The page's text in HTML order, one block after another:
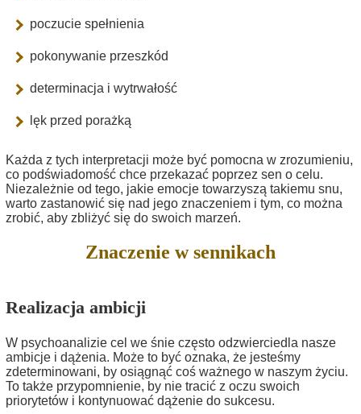
poczucie spełnienia
pokonywanie przeszkód
determinacja i wytrwałość
lęk przed porażką
Każda z tych interpretacji może być pomocna w zrozumieniu,
co podświadomość chce przekazać poprzez sen o celu.
Niezależnie od tego, jakie emocje towarzyszą takiemu snu,
warto zastanowić się nad jego znaczeniem i tym, co można
zrobić, aby zbliżyć się do swoich marzeń.
Znaczenie w sennikach
Realizacja ambicji
W psychoanalizie cel we śnie często odzwierciedla nasze
ambicje i dążenia. Może to być oznaka, że jesteśmy
zdeterminowani, by osiągnąć coś ważnego w naszym życiu.
To także przypomnienie, by nie tracić z oczu swoich
priorytetów i kontynuować dążenie do sukcesu.